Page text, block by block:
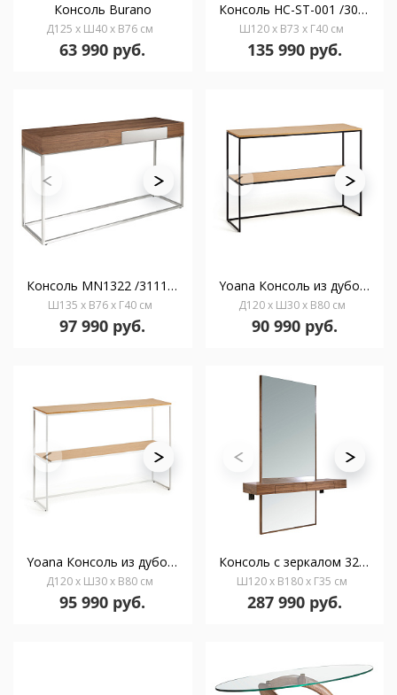
Консоль Burano
Д125 x Ш40 x В76 см
63 990 руб.
Консоль HC-ST-001 /3029
Ш120 x В73 x Г40 см
135 990 руб.
Консоль MN1322 /3111 из ореха и стали
Ш135 x В76 x Г40 см
97 990 руб.
Yoana Консоль из дубового шпона и черного металла 120 x 80 cm
Д120 x Ш30 x В80 см
90 990 руб.
Yoana Консоль из дубового шпона и основой из белого металла 120 x 80 см
Д120 x Ш30 x В80 см
95 990 руб.
Консоль с зеркалом 3235/ MR2202 из орехового дерева
Ш120 x В180 x Г35 см
287 990 руб.